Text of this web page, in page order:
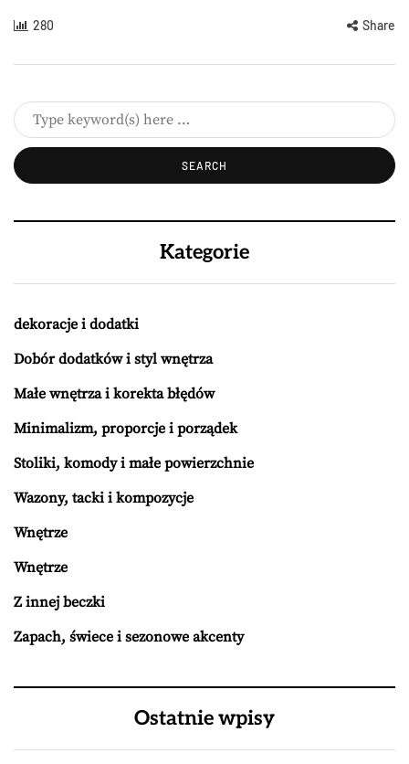
280 Share
Kategorie
dekoracje i dodatki
Dobór dodatków i styl wnętrza
Małe wnętrza i korekta błędów
Minimalizm, proporcje i porządek
Stoliki, komody i małe powierzchnie
Wazony, tacki i kompozycje
Wnętrze
Wnętrze
Z innej beczki
Zapach, świece i sezonowe akcenty
Ostatnie wpisy